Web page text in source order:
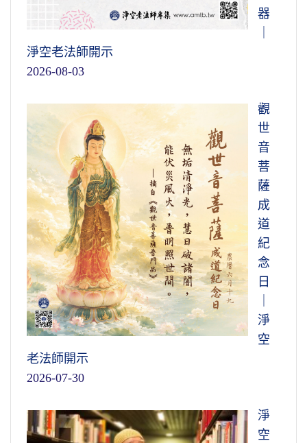
器
淨空老法師開示
2026-08-03
觀
世
音
菩
薩
成
道
紀
念
日
淨
空
老法師開示
2026-07-30
淨
空